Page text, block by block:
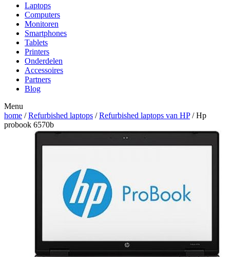
Laptops
Computers
Monitoren
Smartphones
Tablets
Printers
Onderdelen
Accessoires
Partners
Blog
Menu
home /Refurbished laptops /Refurbished laptops van HP/ Hp
probook 6570b